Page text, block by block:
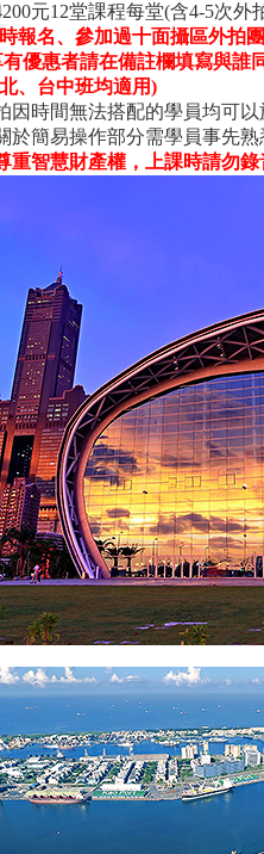
元12堂課程每堂(含4-5次外
報名、參加過十面攝區外拍
有優惠者請在備註欄填寫與誰
、台中班均適用)
因時間無法搭配的學員均可以
於簡易操作部分需學員事先
重智慧財產權，上課時請勿